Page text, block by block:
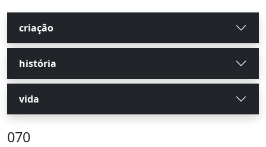
criação
história
vida
070